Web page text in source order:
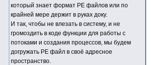
который знает формат PE файлов или по
крайней мере держит в руках доку.
И так, чтобы не влезать в систему, и не
громоздить в коде функции для работы с
потоками и создания процессов, мы будем
догружать PE файл в своё адресное
пространство.